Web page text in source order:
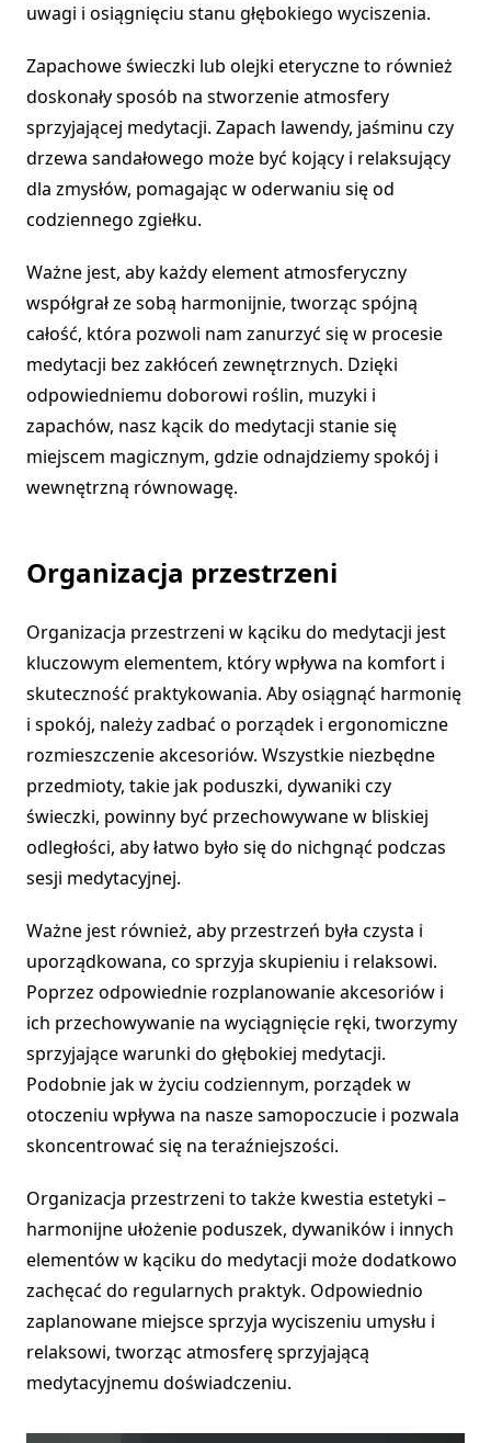
uwagi i osiągnięciu stanu głębokiego wyciszenia.
Zapachowe świeczki lub olejki eteryczne to również
doskonały sposób na stworzenie atmosfery
sprzyjającej medytacji. Zapach lawendy, jaśminu czy
drzewa sandałowego może być kojący i relaksujący
dla zmysłów, pomagając w oderwaniu się od
codziennego zgiełku.
Ważne jest, aby każdy element atmosferyczny
współgrał ze sobą harmonijnie, tworząc spójną
całość, która pozwoli nam zanurzyć się w procesie
medytacji bez zakłóceń zewnętrznych. Dzięki
odpowiedniemu doborowi roślin, muzyki i
zapachów, nasz kącik do medytacji stanie się
miejscem magicznym, gdzie odnajdziemy spokój i
wewnętrzną równowagę.
Organizacja przestrzeni
Organizacja przestrzeni w kąciku do medytacji jest
kluczowym elementem, który wpływa na komfort i
skuteczność praktykowania. Aby osiągnąć harmonię
i spokój, należy zadbać o porządek i ergonomiczne
rozmieszczenie akcesoriów. Wszystkie niezbędne
przedmioty, takie jak poduszki, dywaniki czy
świeczki, powinny być przechowywane w bliskiej
odległości, aby łatwo było się do nichgnąć podczas
sesji medytacyjnej.
Ważne jest również, aby przestrzeń była czysta i
uporządkowana, co sprzyja skupieniu i relaksowi.
Poprzez odpowiednie rozplanowanie akcesoriów i
ich przechowywanie na wyciągnięcie ręki, tworzymy
sprzyjające warunki do głębokiej medytacji.
Podobnie jak w życiu codziennym, porządek w
otoczeniu wpływa na nasze samopoczucie i pozwala
skoncentrować się na teraźniejszości.
Organizacja przestrzeni to także kwestia estetyki –
harmonijne ułożenie poduszek, dywaników i innych
elementów w kąciku do medytacji może dodatkowo
zachęcać do regularnych praktyk. Odpowiednio
zaplanowane miejsce sprzyja wyciszeniu umysłu i
relaksowi, tworząc atmosferę sprzyjającą
medytacyjnemu doświadczeniu.